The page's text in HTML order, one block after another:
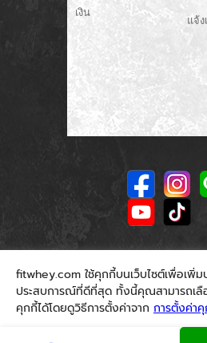
เงิน
แจ้
fitwhey.com ใช้คุกกี้บนเว็บไซต์เพื่อเพิ่ม
ประสบการณ์ที่ดีที่สุด ทั้งนี้คุณสามารถเลื
คุกกี้ได้โดยดูวิธีการตั้งค่าจาก การตั้งค่า